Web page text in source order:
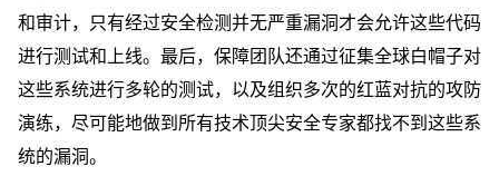
和审计，只有经过安全检测并无严重漏洞才会允许这些代码
进行测试和上线。最后，保障团队还通过征集全球白帽子对
这些系统进行多轮的测试，以及组织多次的红蓝对抗的攻防
演练，尽可能地做到所有技术顶尖安全专家都找不到这些系
统的漏洞。